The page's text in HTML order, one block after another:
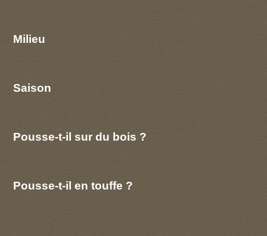
Milieu
Saison
Pousse-t-il sur du bois ?
Pousse-t-il en touffe ?